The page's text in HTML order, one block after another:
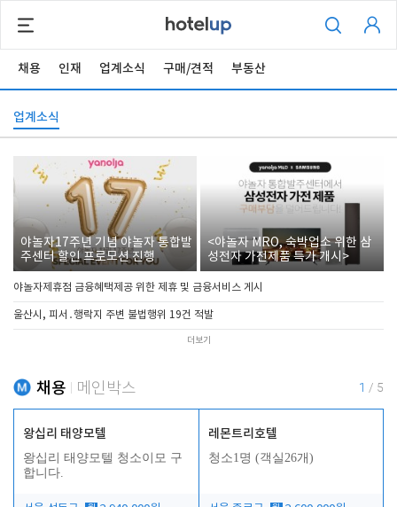
채용 인재 업계소식 구매/견적 부동산
업계소식
야놀자17주년 기념 야놀자 통합발
주센터 할인 프로모션 진행
<야놀자 MRO, 숙박업소 위한 삼
성전자 가전제품 특가 개시>
야놀자제휴점 금융혜택제공 위한 제휴 및 금융서비스 게시
울산시, 피서․행락지 주변 불법행위 19건 적발
더보기
채용 메인박스 1 / 5
왕십리 태양모텔
왕십리 태양모텔 청소이모 구
합니다.
레몬트리호텔
청소1명 (객실26개)